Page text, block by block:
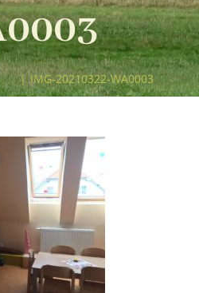
| IMG-20210322-WA0003